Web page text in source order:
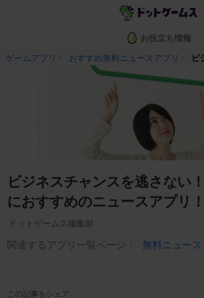
お役立ち情報
ゲームアプリ
おすすめ無料ニュースアプリ ビ
ビジネスチャンスを逃さない
におすすめのニュースアプリ！
ドットゲームス編集部
関連するアプリ一覧ページ： 無料ニュース
この記事をシェア